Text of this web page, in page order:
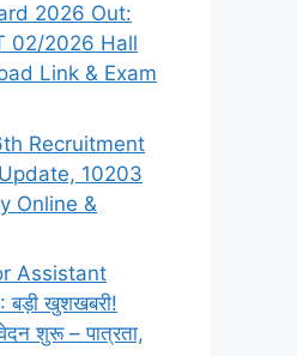
2026 Out:
02/2026 Hall
Link & Exam
Recruitment
10203
Online &
Assistant
खुशखबरी!
शुरू – पात्रता,